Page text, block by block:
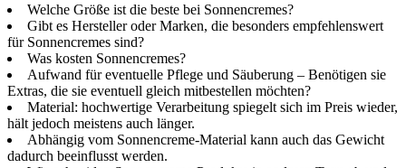
Welche Größe ist die beste bei Sonnencremes?
Gibt es Hersteller oder Marken, die besonders empfehlenswert
für Sonnencremes sind?
Was kosten Sonnencremes?
Aufwand für eventuelle Pflege und Säuberung – Benötigen sie
Extras, die sie eventuell gleich mitbestellen möchten?
Material: hochwertige Verarbeitung spiegelt sich im Preis wieder,
hält jedoch meistens auch länger.
Abhängig vom Sonnencreme-Material kann auch das Gewicht
dadurch beeinflusst werden.